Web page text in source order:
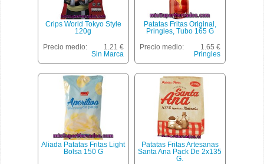
Crips World Tokyo Style
120g
Precio medio:
1.21 €
Sin Marca
Patatas Fritas Original,
Pringles, Tubo 165 G
Precio medio:
1.65 €
Pringles
Aliada Patatas Fritas Light
Bolsa 150 G
Patatas Fritas Artesanas
Santa Ana Pack De 2x135
G.